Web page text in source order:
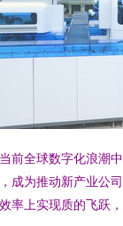
前全球数字化浪潮
成为推动新产业公
率上实现质的飞跃